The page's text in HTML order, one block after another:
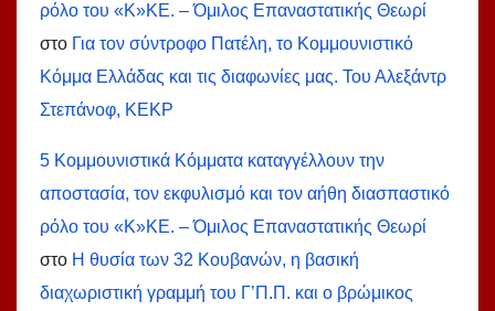
ρόλο του «Κ»ΚΕ. – Όμιλος Επαναστατικής Θεωρί
στο Για τον σύντροφο Πατέλη, το Κομμουνιστικό
Κόμμα Ελλάδας και τις διαφωνίες μας. Του Αλεξάντρ
Στεπάνοφ, ΚΕΚΡ
5 Κομμουνιστικά Κόμματα καταγγέλλουν την
αποστασία, τον εκφυλισμό και τον αήθη διασπαστικό
ρόλο του «Κ»ΚΕ. – Όμιλος Επαναστατικής Θεωρί
στο Η θυσία των 32 Κουβανών, η βασική
διαχωριστική γραμμή του Γ’Π.Π. και ο βρώμικος